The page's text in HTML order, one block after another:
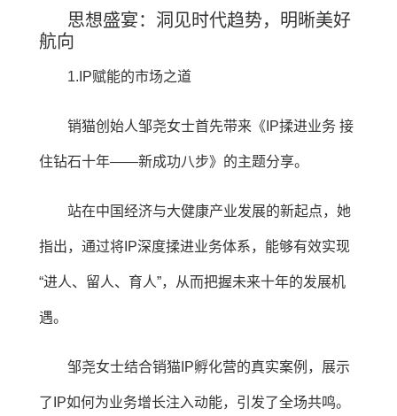
思想盛宴：洞见时代趋势，明晰美好
航向
1.IP赋能的市场之道
销猫创始人邹尧女士首先带来《IP揉进业务 接
住钻石十年——新成功八步》的主题分享。
站在中国经济与大健康产业发展的新起点，她
指出，通过将IP深度揉进业务体系，能够有效实现
“进人、留人、育人”，从而把握未来十年的发展机
遇。
邹尧女士结合销猫IP孵化营的真实案例，展示
了IP如何为业务增长注入动能，引发了全场共鸣。